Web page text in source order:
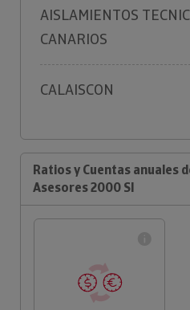
AISLAMIENTOS
CANARIOS
CALAISCON
Ratios y Cuentas anuales
Asesores 2000 Sl